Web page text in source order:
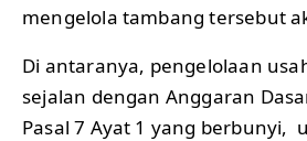
mengelola tambang tersebut
Di antaranya, pengelolaan
sejalan dengan Anggaran
Pasal 7 Ayat 1 yang berbunyi,